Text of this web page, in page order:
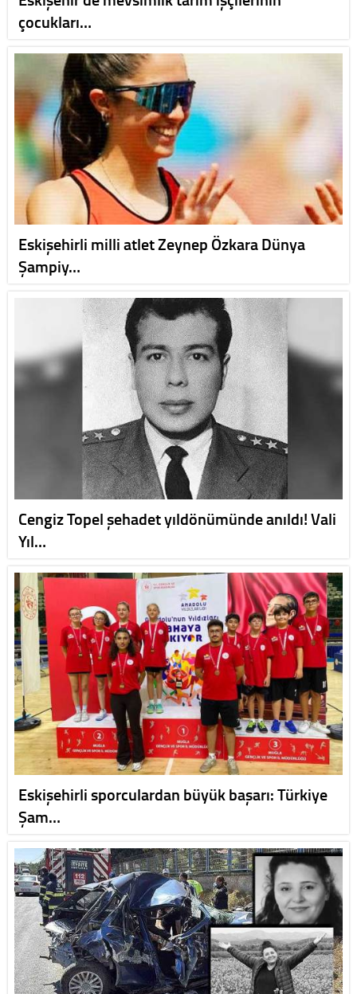
çocukları…
Eskişehirli milli atlet Zeynep Özkara Dünya
Şampiy…
Cengiz Topel şehadet yıldönümünde anıldı! Vali
Yıl…
Eskişehirli sporculardan büyük başarı: Türkiye
Şam…